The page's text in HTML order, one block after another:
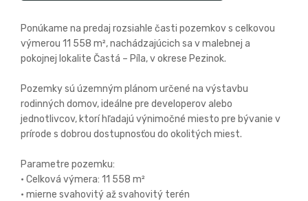
Ponúkame na predaj rozsiahle časti pozemkov s celkovou
výmerou 11 558 m², nachádzajúcich sa v malebnej a
pokojnej lokalite Častá – Píla, v okrese Pezinok.
Pozemky sú územným plánom určené na výstavbu
rodinných domov, ideálne pre developerov alebo
jednotlivcov, ktorí hľadajú výnimočné miesto pre bývanie v
prírode s dobrou dostupnosťou do okolitých miest.
Parametre pozemku:
• Celková výmera: 11 558 m²
• mierne svahovitý až svahovitý terén